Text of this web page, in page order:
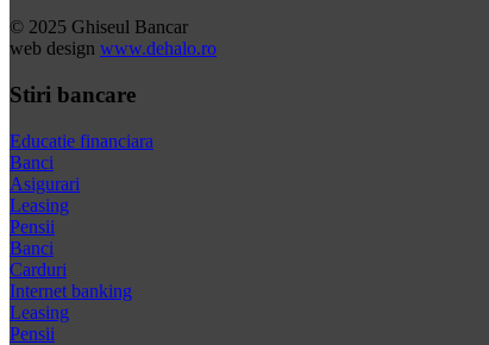
© 2025 Ghiseul Bancar
web design www.dehalo.ro
Stiri bancare
Educatie financiara
Banci
Asigurari
Leasing
Pensii
Banci
Carduri
Internet banking
Leasing
Pensii